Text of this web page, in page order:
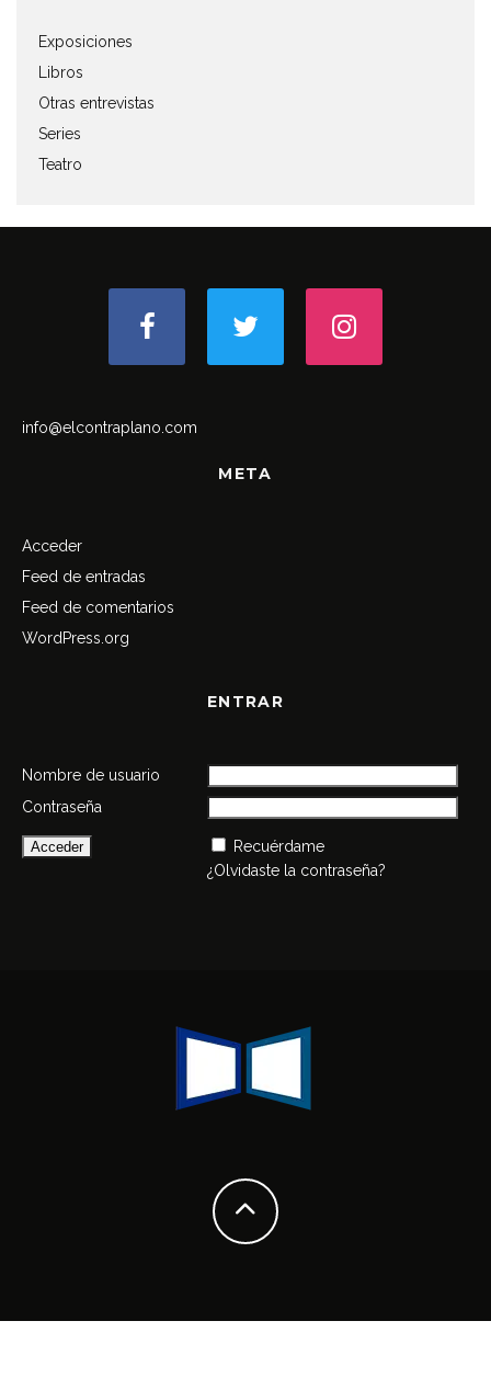
Exposiciones
Libros
Otras entrevistas
Series
Teatro
info@elcontraplano.com
META
Acceder
Feed de entradas
Feed de comentarios
WordPress.org
ENTRAR
Nombre de usuario
Contraseña
Recuérdame
¿Olvidaste la contraseña?